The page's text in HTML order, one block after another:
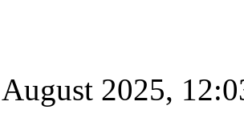
2025,